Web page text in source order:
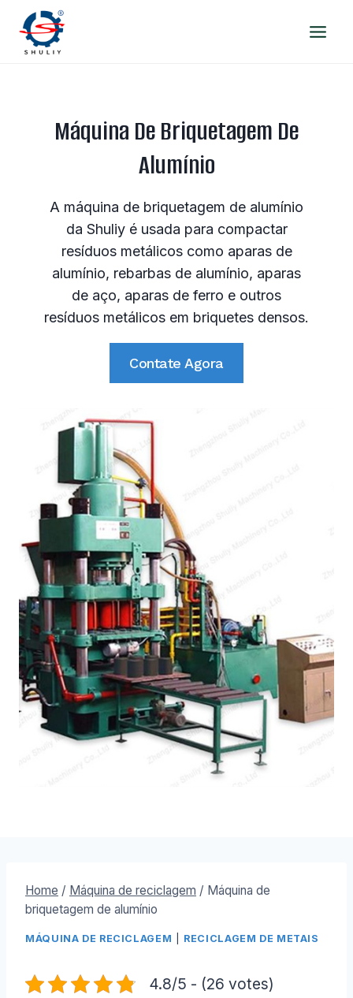
content
Máquina De Briquetagem De
Alumínio
A máquina de briquetagem de alumínio
da Shuliy é usada para compactar
resíduos metálicos como aparas de
alumínio, rebarbas de alumínio, aparas
de aço, aparas de ferro e outros
resíduos metálicos em briquetes densos.
Contate Agora
Home / Máquina de reciclagem / Máquina de
briquetagem de alumínio
MÁQUINA DE RECICLAGEM RECICLAGEM DE METAIS
4.8/5 - (26 votes)